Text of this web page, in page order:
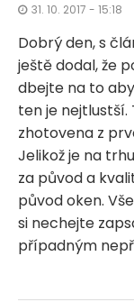
31. 10. 2017 - 15:18
Dobrý den, s
ještě dodal, že
dbejte na to
ten je nejtlustší.
zhotovena z
Jelikož je na
za původ a
původ oken.
si nechejte
případným